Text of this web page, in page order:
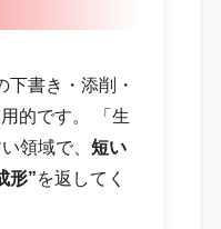
下書き・添削・
的です。 「生
領域で、 短い
形”を返してく